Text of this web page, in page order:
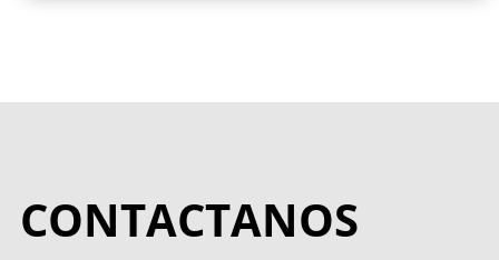
CONTACTANOS